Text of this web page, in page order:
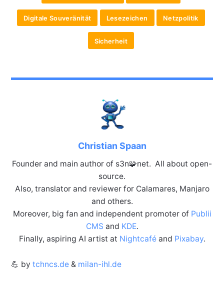
Digitale Souveränität Lesezeichen Netzpolitik
Sicherheit
Christian Spaan
Founder and main author of s3n🧩net. All about open-
source.
Also, translator and reviewer for Calamares, Manjaro
and others.
Moreover, big fan and independent promoter of Publii
CMS and KDE.
Finally, aspiring AI artist at Nightcaféand Pixabay.
💪 by tchncs.de& milan-ihl.de